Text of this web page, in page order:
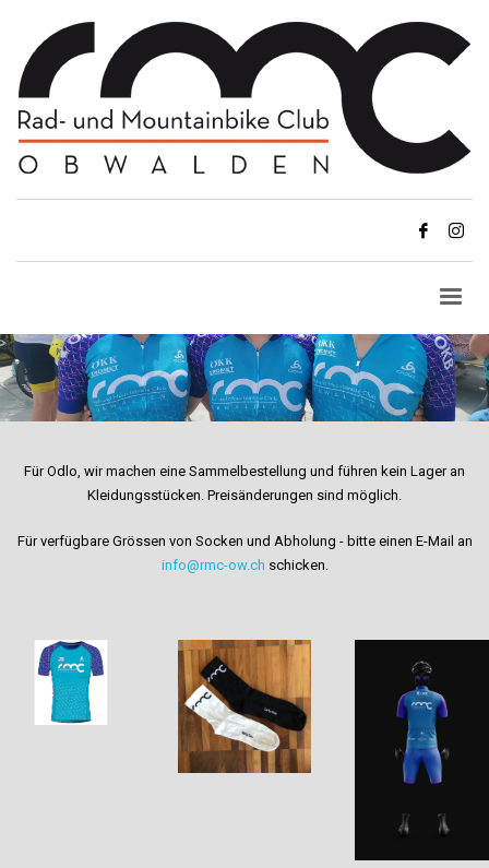
Für Odlo, wir machen eine Sammelbestellung und führen kein Lager an
Kleidungsstücken. Preisänderungen sind möglich.
Für verfügbare Grössen von Socken und Abholung - bitte einen E-Mail an
info@rmc-ow.ch schicken.